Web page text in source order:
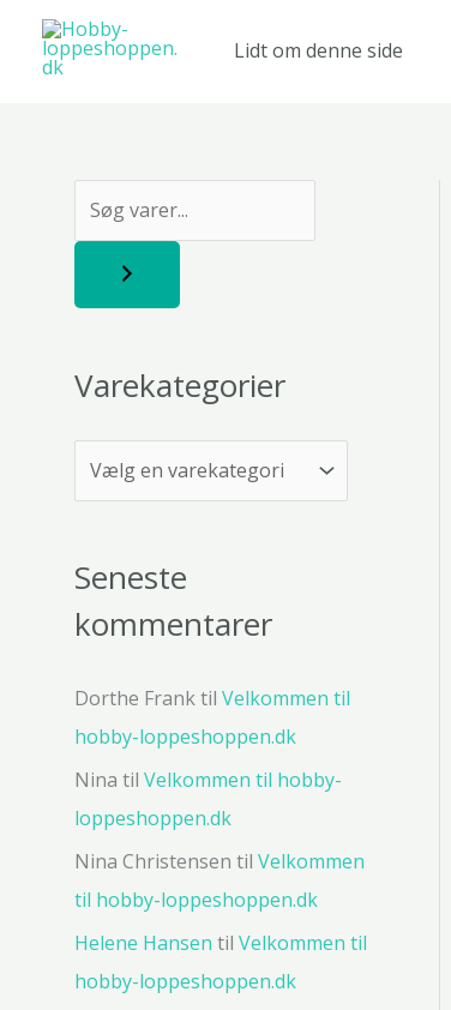
indholdet
Lidt om denne side
ø
Varekategorier
Seneste
kommentarer
Dorthe Franktil Velkommen til
hobby-loppeshoppen.dk
Nina til Velkommen til hobby-
loppeshoppen.dk
Nina Christensen til Velkommen
til hobby-loppeshoppen.dk
Helene Hansen til Velkommen til
hobby-loppeshoppen.dk